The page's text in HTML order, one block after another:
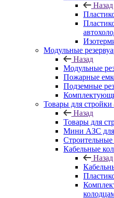
Назад
Модульные
Назад
Модульные
Пожарные
Подземные
Товары для стройки
Назад
Товары для
Мини АЗС для
Кабельные
Назад